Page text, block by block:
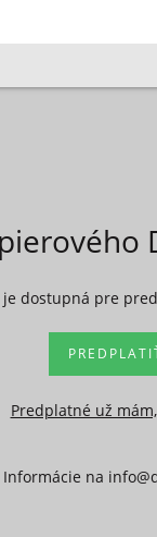
dostupná pre
Predplatné už
Informácie na